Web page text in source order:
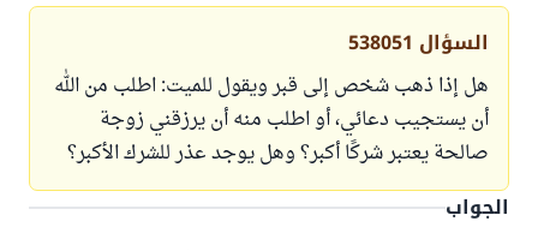
السؤال 538051
هل إذا ذهب شخص إلى قبر ويقول للميت: اطلب من الله
أن يستجيب دعائي، أو اطلب منه أن يرزقني زوجة
صالحة يعتبر شركًا أكبر؟ وهل يوجد عذر للشرك الأكبر؟
الجواب